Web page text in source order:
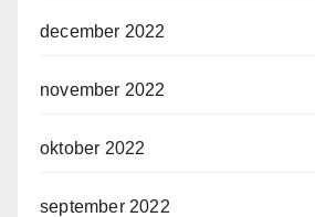
december 2022
november 2022
oktober 2022
september 2022